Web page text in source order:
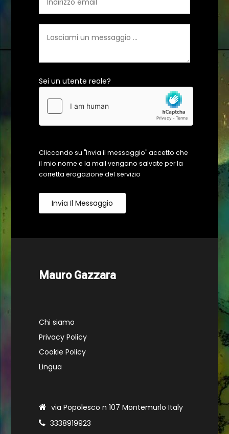
Sei un utente reale?
Cliccando su "Invia il messaggio" accetto che
il mio nome e la mail vengano salvate per la
corretta erogazione del servizio
Invia Il Messaggio
Mauro Gazzara
Chi siamo
Privacy Policy
Cookie Policy
Lingua
via Popolesco n 107 Montemurlo Italy
3338919923